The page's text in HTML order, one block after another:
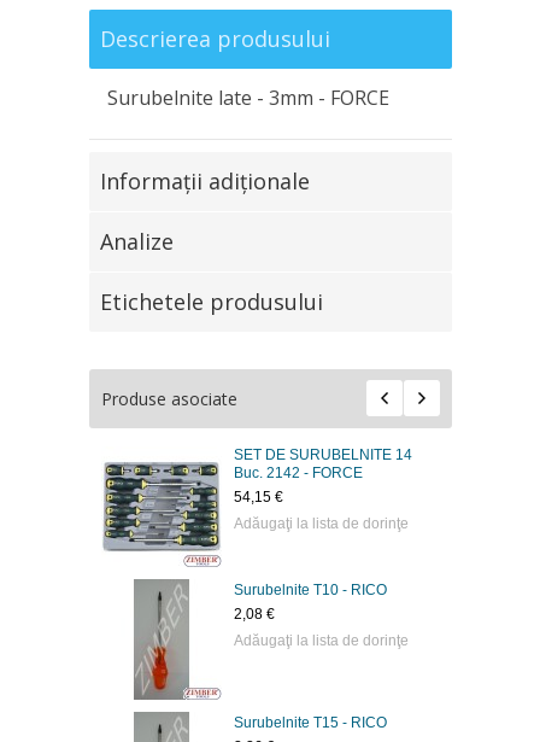
Descrierea produsului
Surubelnite late - 3mm - FORCE
Informaţii adiţionale
Analize
Etichetele produsului
Produse asociate
SET DE SURUBELNITE 14
Buc. 2142 - FORCE
54,15 €
Adăugaţi la lista de dorinţe
Surubelnite Т10 - RICO
2,08 €
Adăugaţi la lista de dorinţe
Surubelnite Т15 - RICO